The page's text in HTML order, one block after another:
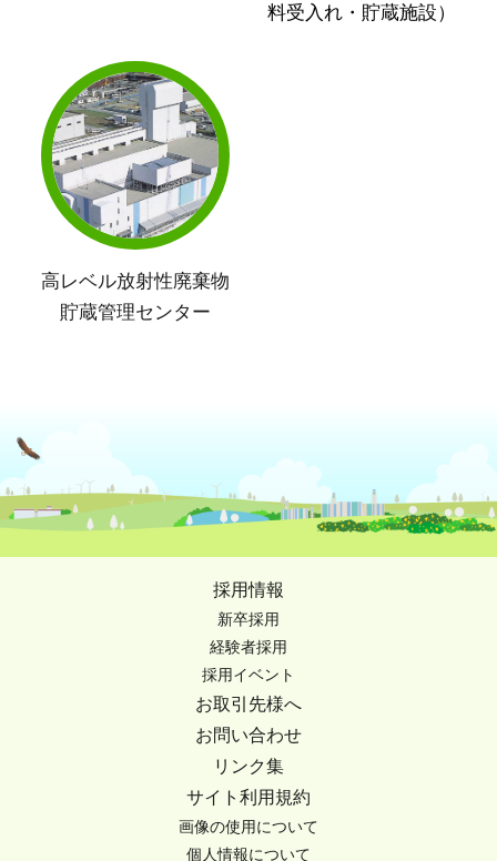
料受入れ・貯蔵施設）
高レベル放射性廃棄物
貯蔵管理センター
採用情報
新卒採用
経験者採用
採用イベント
お取引先様へ
お問い合わせ
リンク集
サイト利用規約
画像の使用について
個人情報について